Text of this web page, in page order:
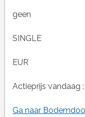
geen
SINGLE
EUR
Actieprijs vandaag
Ga naar